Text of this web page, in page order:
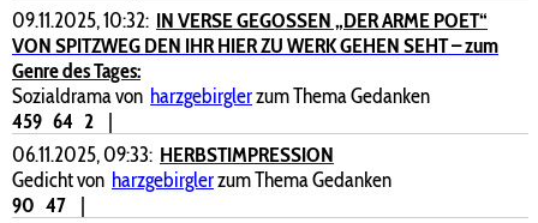
09.11.2025, 10:32: IN VERSE GEGOSSEN „DER ARME POET“
VON SPITZWEG DEN IHR HIER ZU WERK GEHEN SEHT – zum
Genre des Tages:
Sozialdrama von harzgebirglerzum Thema Gedanken
459 64 2
|
06.11.2025, 09:33: HERBSTIMPRESSION
Gedicht von harzgebirglerzum Thema Gedanken
90 47
|